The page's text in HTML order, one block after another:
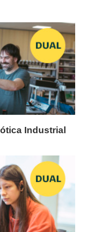
Industrial